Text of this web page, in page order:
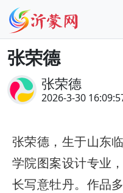
张荣德
张荣德
2026-3-30
张荣德，生于山东
学院图案设计专业
长写意牡丹。作品